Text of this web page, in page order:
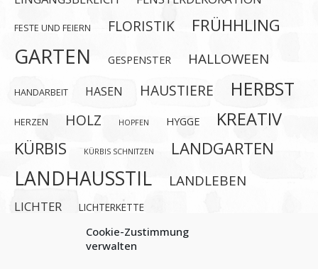
Cookie-Zustimmung
verwalten
FESTE UND FEIERN FLORISTIK FRÜHHLING
GARTEN GESPENSTER HALLOWEEN
HANDARBEIT HASEN HAUSTIERE HERBST
HERZEN HOLZ HOPFEN HYGGE KREATIV
KÜRBIS KÜRBIS SCHNITZEN LANDGARTEN
LANDHAUSSTIL LANDLEBEN
LICHTER LICHTERKETTE
MEER SOMMERDEKORATION KREATIV STRAND
SOMMER